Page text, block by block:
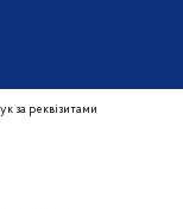
за реквізитами